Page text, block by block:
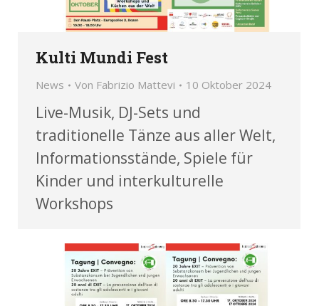
Kulti Mundi Fest
News Von Fabrizio Mattevi 10 Oktober 2024
Live-Musik, DJ-Sets und
traditionelle Tänze aus aller Welt,
Informationsstände, Spiele für
Kinder und interkulturelle
Workshops